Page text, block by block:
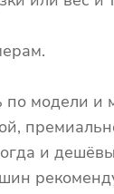
по модели и
и